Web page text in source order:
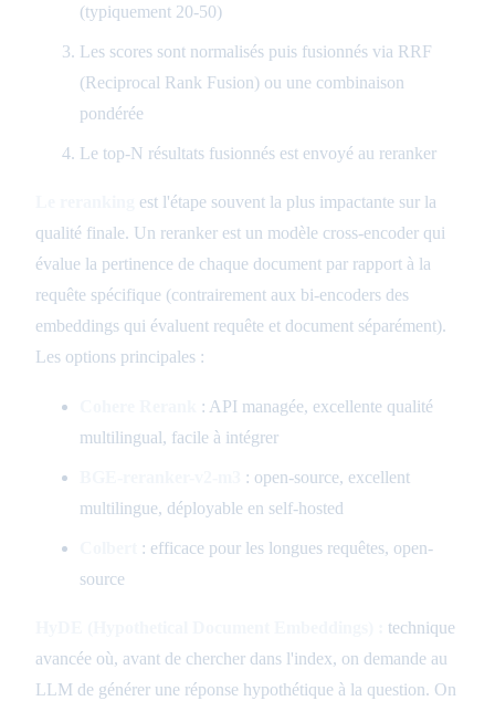
(typiquement 20-50)
Les scores sont normalisés puis fusionnés via RRF
(Reciprocal Rank Fusion) ou une combinaison
pondérée
Le top-N résultats fusionnés est envoyé au reranker
est l'étape souvent la plus impactante sur la
qualité finale. Un reranker est un modèle cross-encoder qui
évalue la pertinence de chaque document par rapport à la
requête spécifique (contrairement aux bi-encoders des
embeddings qui évaluent requête et document séparément).
Les options principales :
: API managée, excellente qualité
multilingual, facile à intégrer
: open-source, excellent
multilingue, déployable en self-hosted
: efficace pour les longues requêtes, open-
source
technique
avancée où, avant de chercher dans l'index, on demande au
LLM de générer une réponse hypothétique à la question. On